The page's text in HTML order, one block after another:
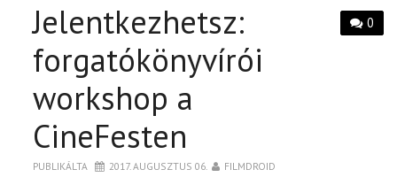
PÓLÓ RENDELÉS
0
Jelentkezhetsz:
forgatókönyvírói
workshop a
CineFesten
PUBLIKÁLTA 2017. AUGUSZTUS 06. FILMDROID